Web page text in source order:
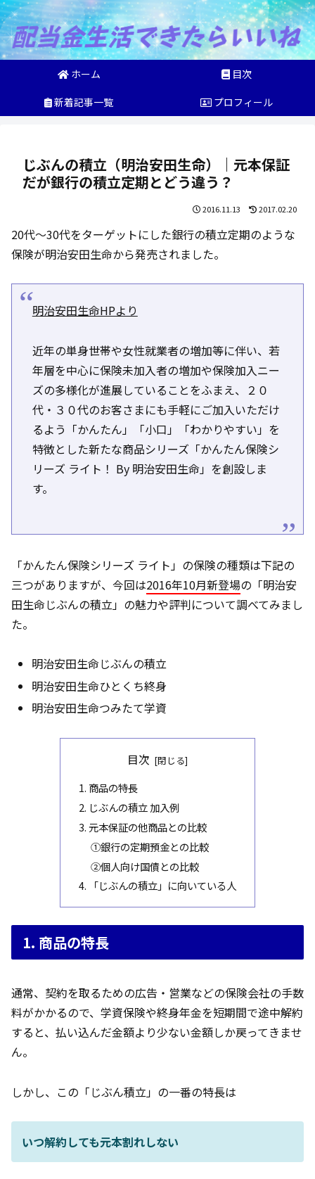
ホーム
目次
新着記事一覧
プロフィール
じぶんの積立（明治安田生命）｜元本保証
だが銀行の積立定期とどう違う？
2016.11.13 2017.02.20
20代～30代をターゲットにした銀行の積立定期のような
保険が明治安田生命から発売されました。
明治安田生命HPより
近年の単身世帯や女性就業者の増加等に伴い、若
年層を中心に保険未加入者の増加や保険加入ニー
ズの多様化が進展していることをふまえ、２０
代・３０代のお客さまにも手軽にご加入いただけ
るよう「かんたん」「小口」「わかりやすい」を
特徴とした新たな商品シリーズ「かんたん保険シ
リーズ ライト！ By 明治安田生命」を創設しま
す。
「かんたん保険シリーズ ライト」の保険の種類は下記の
三つがありますが、今回は2016年10月新登場の「明治安
田生命じぶんの積立」の魅力や評判について調べてみまし
た。
明治安田生命じぶんの積立
明治安田生命ひとくち終身
明治安田生命つみたて学資
目次
1. 商品の特長
2. じぶんの積立 加入例
3. 元本保証の他商品との比較
①銀行の定期預金との比較
②個人向け国債との比較
4. 「じぶんの積立」に向いている人
1. 商品の特長
通常、契約を取るための広告・営業などの保険会社の手数
料がかかるので、学資保険や終身年金を短期間で途中解約
すると、払い込んだ金額より少ない金額しか戻ってきませ
ん。
しかし、この「じぶん積立」の一番の特長は
いつ解約しても元本割れしない